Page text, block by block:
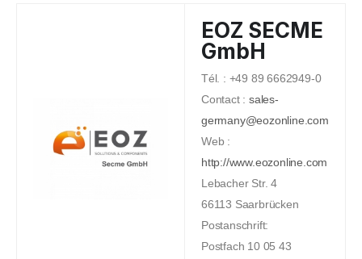
EOZ SECME
GmbH
Tél. : +49 89 6662949-0
Contact : sales-
germany@eozonline.com
Web :
http://www.eozonline.com
Lebacher Str. 4
66113 Saarbrücken
Postanschrift:
Postfach 10 05 43